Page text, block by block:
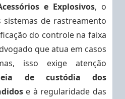
e Explosivos, o
de rastreamento
do controle na faixa
que atua em casos
isso exige atenção
de custódia dos
e à regularidade das